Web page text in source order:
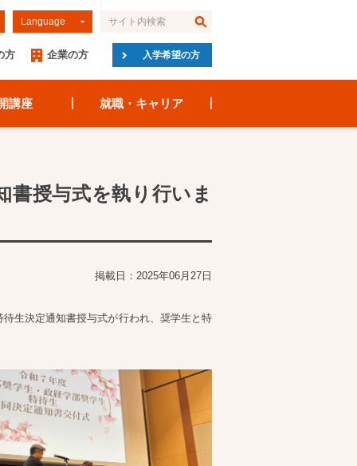
Language
入学希望の方
方 企業の方
講座 就職・キャリア
書授与式を執り行いま
掲載日：2025年06月27日
生決定通知書授与式が行われ、奨学生と特